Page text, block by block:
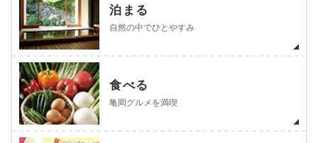
泊まる
自然の中でひとやすみ
食べる
亀岡グルメを満喫